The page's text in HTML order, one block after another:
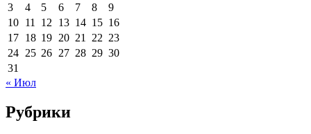
3
4 5 6 7 8
9
10 11 12 13 14 15 16
17 18 19 20 21 22 23
24 25 26 27 28 29 30
31
« Июл
Рубрики